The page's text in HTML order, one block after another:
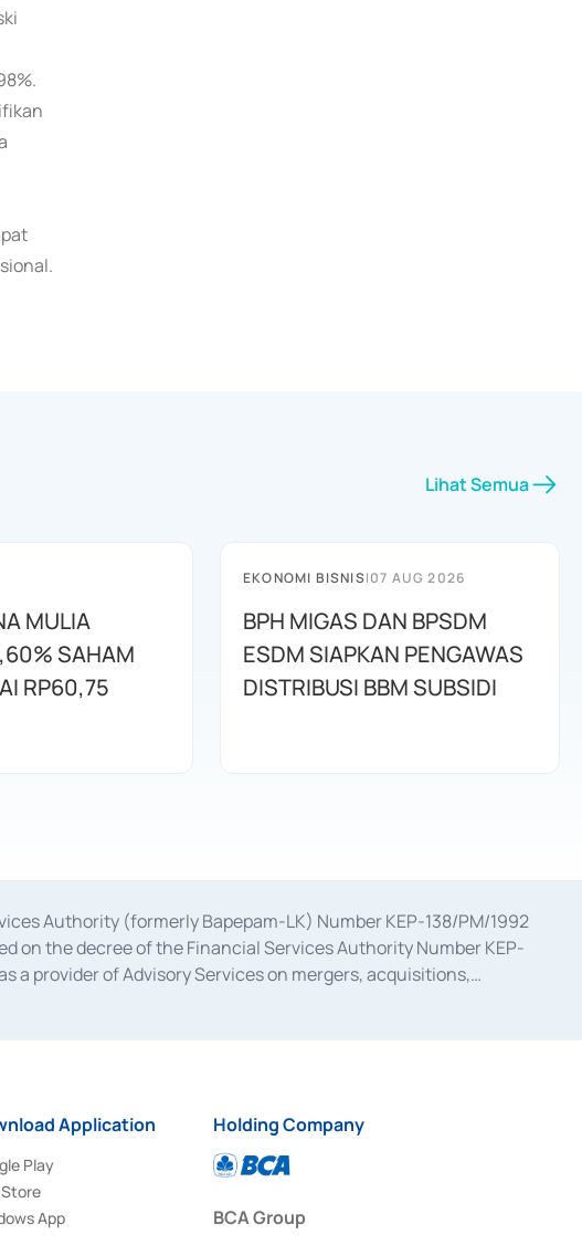
Lihat Semua
MULIA
SAHAM
RP60,75
EKONOMI BISNIS|07 AUG 2026
BPH MIGAS DAN BPSDM
ESDM SIAPKAN PENGAWAS
DISTRIBUSI BBM SUBSIDI
Authority (formerly Bapepam-LK) Number KEP-138/PM/1992
on the decree of the Financial Services Authority Number KEP-
a provider of Advisory Services on mergers, acquisitions,
dated February 28, 2014, a business license as a provider of
Application
Play
App
Holding Company
BCA Group